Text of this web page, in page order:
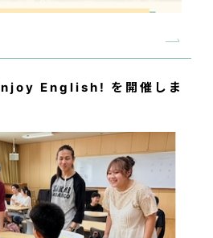
English! を開催しま